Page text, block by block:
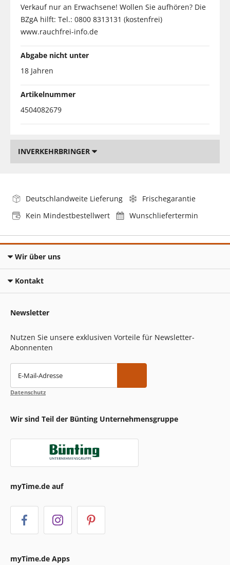
Verkauf nur an Erwachsene! Wollen Sie aufhören? Die
BZgA hilft: Tel.: 0800 8313131 (kostenfrei)
www.rauchfrei-info.de
Abgabe nicht unter
18 Jahren
Artikelnummer
4504082679
INVERKEHRBRINGER
Deutschlandweite Lieferung
Frischegarantie
Kein Mindestbestellwert
Wunschliefertermin
Wir über uns
Kontakt
Newsletter
Nutzen Sie unsere exklusiven Vorteile für Newsletter-
Abonnenten
E-Mail-Adresse
Datenschutz
Wir sind Teil der Bünting Unternehmensgruppe
myTime.de auf
myTime.de Apps